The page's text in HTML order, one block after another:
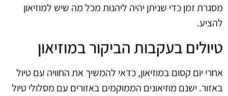
מסגרת זמן כדי שניתן יהיה ליהנות מכל מה שיש למוזיאון
להציע.
טיולים בעקבות הביקור במוזיאון
אחרי יום קסום במוזיאון, כדאי להמשיך את החוויה עם טיול
באזור. ישנם מוזיאונים הממוקמים באזורים עם מסלולי טיול